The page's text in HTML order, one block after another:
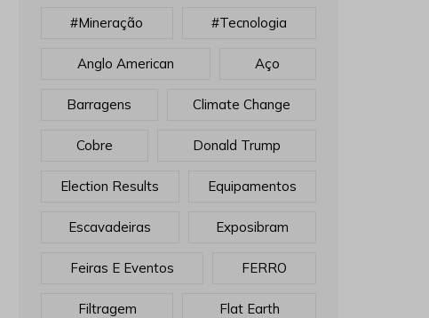
#mineração #tecnologia
Anglo American Aço
Barragens Climate Change
Cobre Donald Trump
Election Results Equipamentos
Escavadeiras Exposibram
Feiras E Eventos FERRO
Filtragem Flat Earth